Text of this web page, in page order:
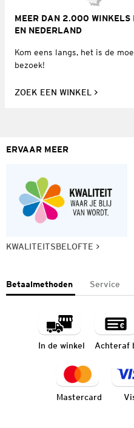
MEER DAN 2.000 WINKELS
EN NEDERLAND
Kom eens langs, het is de
bezoek!
ZOEK EEN WINKEL
ERVAAR MEER
KWALITEITSBELOFTE
Betaalmethoden Service
In de winkel Achteraf
Mastercard